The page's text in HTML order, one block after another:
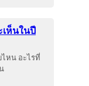
เห็นในปี
ไหน อะไรที่